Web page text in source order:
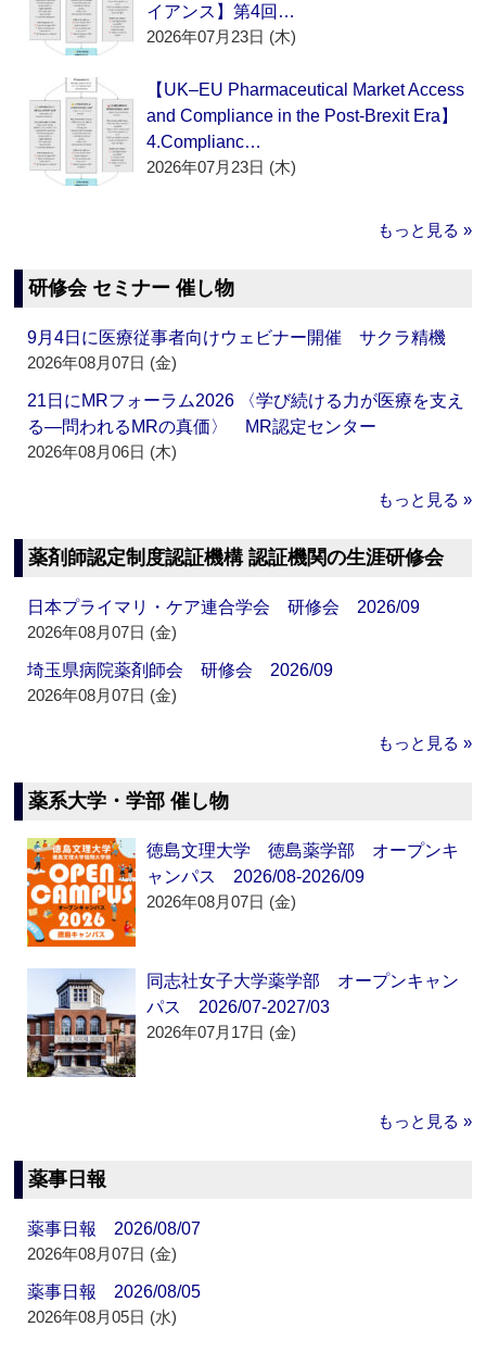
イアンス】第4回…
2026年07月23日 (木)
【UK–EU Pharmaceutical Market Access
and Compliance in the Post-Brexit Era】
4.Complianc…
2026年07月23日 (木)
もっと見る »
研修会 セミナー 催し物
9月4日に医療従事者向けウェビナー開催 サクラ精機
2026年08月07日 (金)
21日にMRフォーラム2026 〈学び続ける力が医療を支え
る―問われるMRの真価〉 MR認定センター
2026年08月06日 (木)
もっと見る »
薬剤師認定制度認証機構 認証機関の生涯研修会
日本プライマリ・ケア連合学会 研修会 2026/09
2026年08月07日 (金)
埼玉県病院薬剤師会 研修会 2026/09
2026年08月07日 (金)
もっと見る »
薬系大学・学部 催し物
徳島文理大学 徳島薬学部 オープンキ
ャンパス 2026/08-2026/09
2026年08月07日 (金)
同志社女子大学薬学部 オープンキャン
パス 2026/07-2027/03
2026年07月17日 (金)
もっと見る »
薬事日報
薬事日報 2026/08/07
2026年08月07日 (金)
薬事日報 2026/08/05
2026年08月05日 (水)